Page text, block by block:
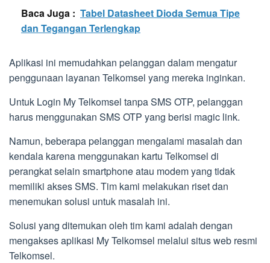
Baca Juga : Tabel Datasheet Dioda Semua Tipe
dan Tegangan Terlengkap
Aplikasi ini memudahkan pelanggan dalam mengatur
penggunaan layanan Telkomsel yang mereka inginkan.
Untuk Login My Telkomsel tanpa SMS OTP, pelanggan
harus menggunakan SMS OTP yang berisi magic link.
Namun, beberapa pelanggan mengalami masalah dan
kendala karena menggunakan kartu Telkomsel di
perangkat selain smartphone atau modem yang tidak
memiliki akses SMS. Tim kami melakukan riset dan
menemukan solusi untuk masalah ini.
Solusi yang ditemukan oleh tim kami adalah dengan
mengakses aplikasi My Telkomsel melalui situs web resmi
Telkomsel.